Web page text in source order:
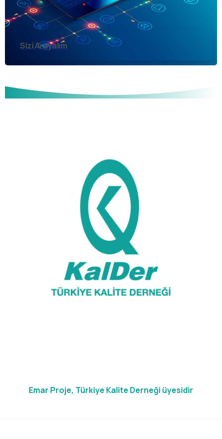
Sizi Arayalım
Emar Proje, Türkiye Kalite Derneği üyesidir